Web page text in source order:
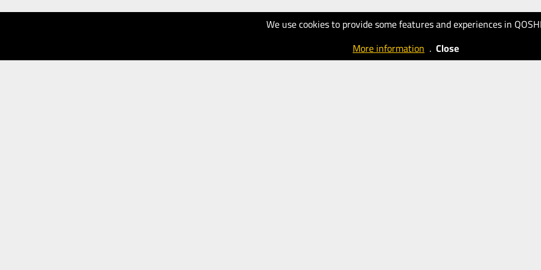
We use cookies to provide some features and experiences in
More information . Close